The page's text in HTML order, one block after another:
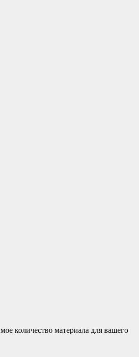
количество материала для вашего